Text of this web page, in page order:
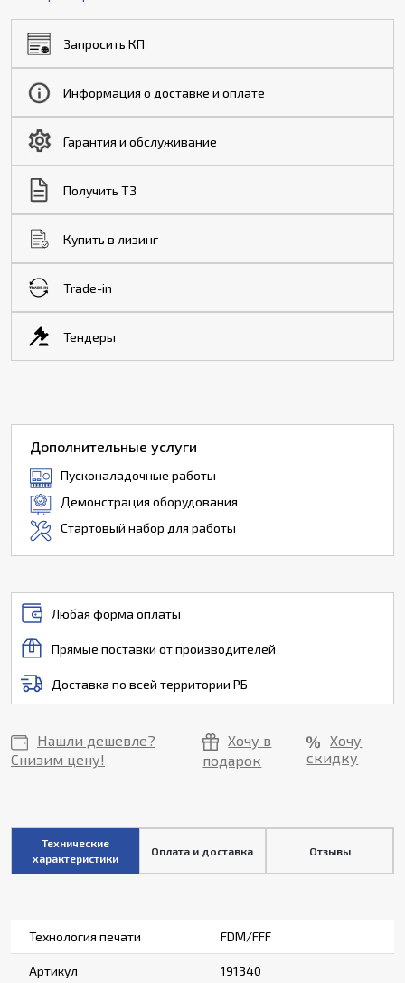
Запросить КП
Информация о доставке и оплате
Гарантия и обслуживание
Получить ТЗ
Купить в лизинг
Trade-in
Тендеры
Дополнительные услуги
Пусконаладочные работы
Демонстрация оборудования
Стартовый набор для работы
Любая форма оплаты
Прямые поставки от производителей
Доставка по всей территории РБ
Нашли дешевле?
Снизим цену!
Хочу в
подарок
Хочу
скидку
Технические
характеристики
Оплата и доставка Отзывы
Технология печати FDM/FFF
Артикул 191340